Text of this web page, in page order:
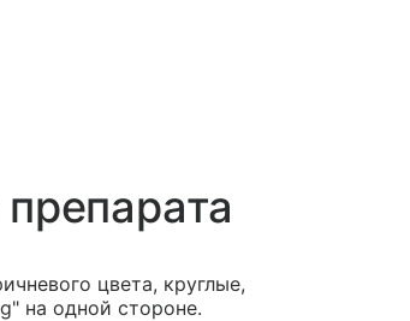
цвета, круглые,
на одной стороне.